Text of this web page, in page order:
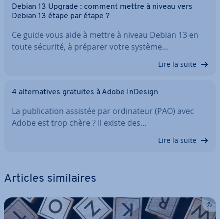
Debian 13 Upgrade : comment mettre à niveau vers
Debian 13 étape par étape ?
Ce guide vous aide à mettre à niveau Debian 13 en
toute sécurité, à préparer votre système…
Lire la suite
4 al­ter­na­tives gratuites à Adobe InDesign
La pu­bli­ca­tion assistée par or­di­na­teur (PAO) avec
Adobe est trop chère ? Il existe des…
Lire la suite
Articles si­mi­laires